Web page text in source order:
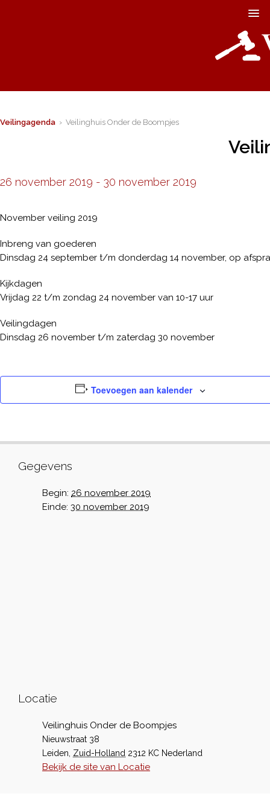
Veilingagenda › Veilinghuis Onder de Boompjes
26 november 2019 - 30 november 2019
November veiling 2019
Inbreng van goederen
Dinsdag 24 september t/m donderdag 14 november, op
Kijkdagen
Vrijdag 22 t/m zondag 24 november van 10-17 uur
Veilingdagen
Dinsdag 26 november t/m zaterdag 30 november
Toevoegen aan kalender
Gegevens
Begin: 26 november 2019
Einde: 30 november 2019
Locatie
Veilinghuis Onder de Boompjes
Nieuwstraat 38
Leiden Zuid-Holland 2312 KC Nederland
Bekijk de site van Locatie